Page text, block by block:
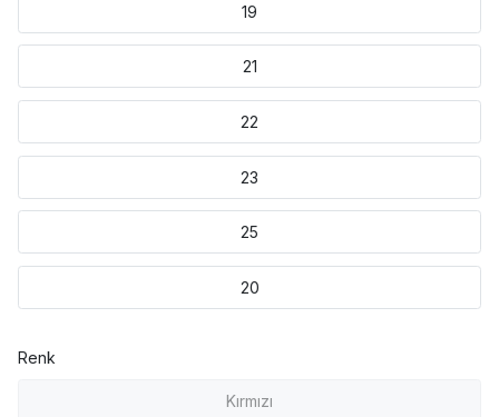
19
21
22
23
25
20
Renk
Kırmızı